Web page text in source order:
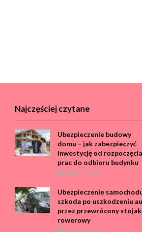
Najczęściej czytane
Ubezpieczenie budowy
domu – jak zabezpieczyć
inwestycję od rozpoczęcia
prac do odbioru budynku
4 Min Read
Ubezpieczenie
szkoda po uszkodzeniu
przez przewrócony stojak
rowerowy